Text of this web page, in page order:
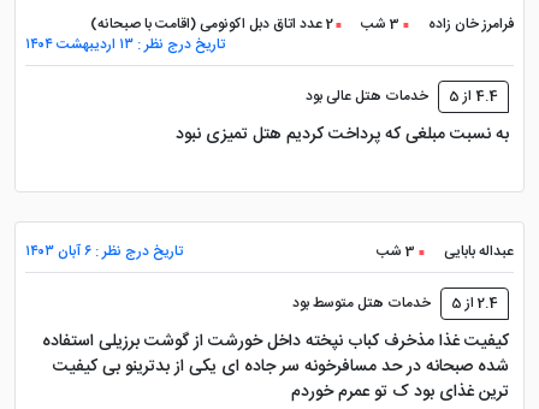
معماری و لابی؛ اولین برخورد با
شکوه هتل درویشی مشهد
گرم دربان ها و بوی عطر خاصی که در فضای لابی پیچیده،
استرس سفر را از شما می گیرد. لابی هتل درویشی فقط یک
سالن انتظار نیست؛ بلکه نمایشگاهی از سنگ های گران
قیمت، لوسترهای کریستالی عظیم و آکواریوم های دیواری
است. در بدو ورود به لابی با برخورد گرم پرسنل و کارکنان
فرامرز خان زاده 3 شب
2 عدد اتاق دبل اکونومی (اقامت با صبحانه)
تاریخ درج نظر : ۱۳ اردیبهشت ۱۴۰۴
4.4 از 5 خدمات هتل عالی بود
به نسبت مبلغی‌ که پرداخت کردیم هتل تمیزی نبود
عبداله بابایی 3 شب تاریخ درج نظر : ۶ آبان ۱۴۰۳
2.4 از 5 خدمات هتل متوسط بود
کیفیت غذا مذخرف کباب نپخته داخل خورشت از گوشت برزیلی استفاده
شده صبحانه در حد مسافرخونه سر جاده ای یکی از بدترینو بی کیفیت
ترین غذای بود ک تو عمرم خوردم